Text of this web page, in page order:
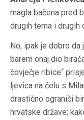
magla bačena pred
drugih tema i drugih
No, ipak je dobro
barem onaj dio
čovječje ribice“
ljevica na čelu s
drastično ograniči
hrvatske države;